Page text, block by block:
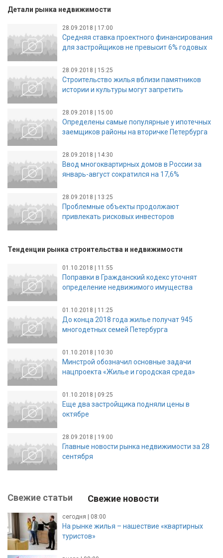
Детали рынка недвижимости
28.09.2018 | 17:00
Средняя ставка проектного финансирования
для застройщиков не превысит 6% годовых
28.09.2018 | 15:25
Строительство жилья вблизи памятников
истории и культуры могут запретить
28.09.2018 | 15:00
Определены самые популярные у ипотечных
заемщиков районы на вторичке Петербурга
28.09.2018 | 14:30
Ввод многоквартирных домов в России за
январь-август сократился на 17,6%
28.09.2018 | 13:25
Проблемные объекты продолжают
привлекать рисковых инвесторов
Тенденции рынка строительства и недвижимости
01.10.2018 | 11:55
Поправки в Гражданский кодекс уточнят
определение недвижимого имущества
01.10.2018 | 11:25
До конца 2018 года жилье получат 945
многодетных семей Петербурга
01.10.2018 | 10:30
Минстрой обозначил основные задачи
нацпроекта «Жилье и городская среда»
01.10.2018 | 09:25
Еще два застройщика подняли цены в
октябре
28.09.2018 | 19:00
Главные новости рынка недвижимости за 28
сентября
Свежие статьи Свежие новости
сегодня | 08:00
На рынке жилья – нашествие «квартирных
туристов»